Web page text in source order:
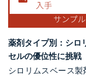
薬剤タイプ別：シロ
セルの優位性に挑戦
シロリムスベース製